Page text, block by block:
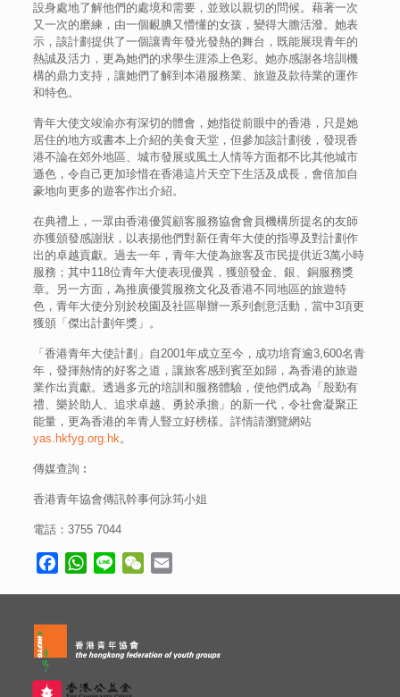
設身處地了解他們的處境和需要，並致以親切的問候。藉著一次
又一次的磨練，由一個靦腆又懵懂的女孩，變得大膽活潑。她表
示，該計劃提供了一個讓青年發光發熱的舞台，既能展現青年的
熱誠及活力，更為她們的求學生涯添上色彩。她亦感謝各培訓機
構的鼎力支持，讓她們了解到本港服務業、旅遊及款待業的運作
和特色。
青年大使文竣渝亦有深切的體會，她指從前眼中的香港，只是她
居住的地方或書本上介紹的美食天堂，但參加該計劃後，發現香
港不論在郊外地區、城市發展或風土人情等方面都不比其他城市
遜色，令自己更加珍惜在香港這片天空下生活及成長，會倍加自
豪地向更多的遊客作出介紹。
在典禮上，一眾由香港優質顧客服務協會會員機構所提名的友師
亦獲頒發感謝狀，以表揚他們對新任青年大使的指導及對計劃作
出的卓越貢獻。過去一年，青年大使為旅客及市民提供近3萬小時
服務；其中118位青年大使表現優異，獲頒發金、銀、銅服務獎
章。另一方面，為推廣優質服務文化及香港不同地區的旅遊特
色，青年大使分別於校園及社區舉辦一系列創意活動，當中3項更
獲頒「傑出計劃年獎」。
「香港青年大使計劃」自2001年成立至今，成功培育逾3,600名青
年，發揮熱情的好客之道，讓旅客感到賓至如歸，為香港的旅遊
業作出貢獻。透過多元的培訓和服務體驗，使他們成為「殷勤有
禮、樂於助人、追求卓越、勇於承擔」的新一代，令社會凝聚正
能量，更為香港的年青人豎立好榜樣。詳情請瀏覽網站
yas.hkfyg.org.hk。
傳媒查詢︰
香港青年協會傳訊幹事何詠筠小姐
電話：3755 7044
FacebookWhatsApp
Line WeChat